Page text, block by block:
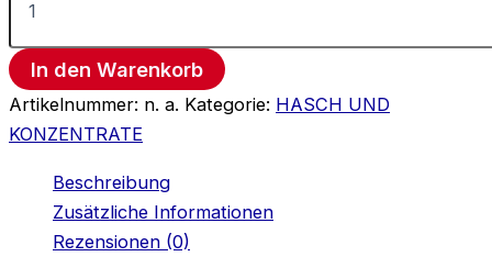
In den Warenkorb
Artikelnummer: n. a. Kategorie: HASCH UND
KONZENTRATE
Beschreibung
Zusätzliche Informationen
Rezensionen (0)